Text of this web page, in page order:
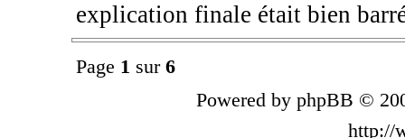
explication finale était bien
Page 1 sur 6
Powered by phpBB ©
http://